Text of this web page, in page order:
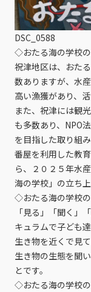
DSC_0588
◇おたる海の学校
祝津地区は、おた
数ありますが、水
高い漁獲があり、
また、祝津には観
も多数あり、NPO
を目指した取り組
番屋を利用した教
ら、２０２５年水
海の学校」の立ち
◇おたる海の学校
「見る」「聞く」
キュラムで子ども
生き物を近くで見
生き物の生態を聞
とです。
◇おたる海の学校